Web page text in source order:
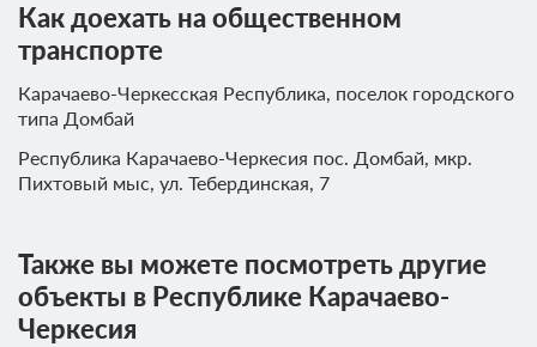
Как доехать на общественном
транспорте
Карачаево-Черкесская Республика, поселок городского
типа Домбай
Республика Карачаево-Черкесия пос. Домбай, мкр.
Пихтовый мыс, ул. Тебердинская, 7
Также вы можете посмотреть другие
объекты в Республике Карачаево-
Черкесия